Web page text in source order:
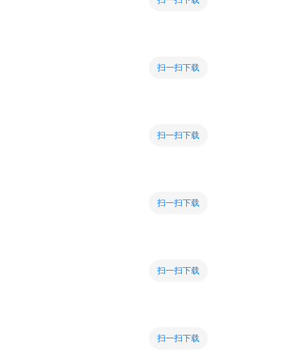
扫一扫下载
扫一扫下载
扫一扫下载
扫一扫下载
扫一扫下载